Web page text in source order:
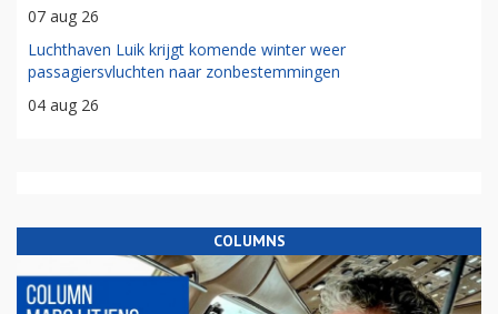
07 aug 26
Luchthaven Luik krijgt komende winter weer
passagiersvluchten naar zonbestemmingen
04 aug 26
COLUMNS